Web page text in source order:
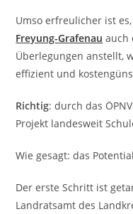
Umso erfreulicher ist
Freyung-Grafenau auch
Überlegungen anstellt,
effizient und
Richtig: durch das
Projekt landesweit
Wie gesagt: das
Der erste Schritt ist
Landratsamt des